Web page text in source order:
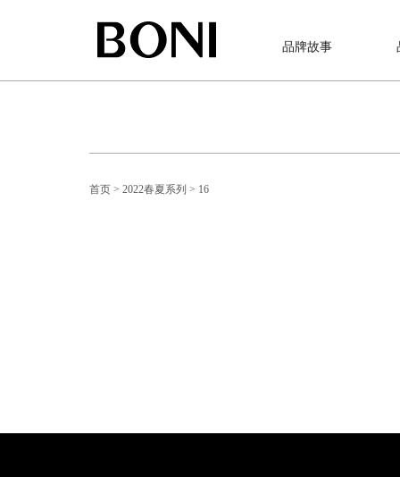
品牌故事
首页 > 2022春夏系列 > 16